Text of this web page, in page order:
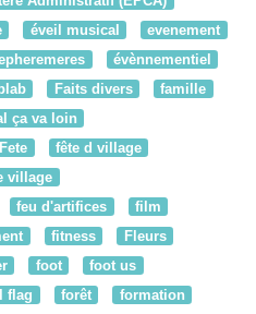
éveil musical
evenement
évènnementiel
Faits divers
famille
ça va loin
Fete
fête d village
village
feu d'artifices
film
fitness
Fleurs
foot
foot us
flag forêt
formation